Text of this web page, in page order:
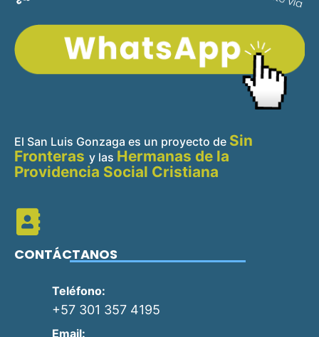
El San Luis Gonzaga es un proyecto de Sin
Fronteras y las Hermanas de la
Providencia Social Cristiana
CONTÁCTANOS
Teléfono:
+57 301 357 4195
Email: